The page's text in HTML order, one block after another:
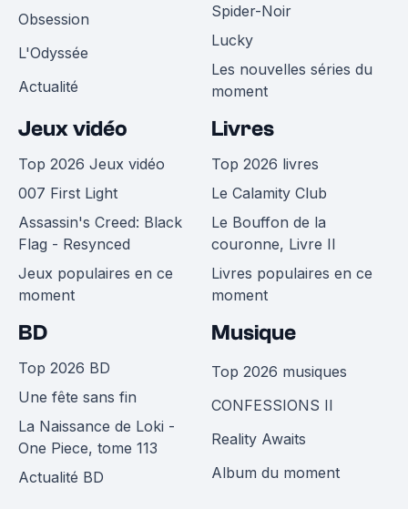
Obsession
L'Odyssée
Actualité
Spider-Noir
Lucky
Les nouvelles séries du
moment
Jeux vidéo
Top 2026 Jeux vidéo
007 First Light
Assassin's Creed: Black
Flag - Resynced
Jeux populaires en ce
moment
Livres
Top 2026 livres
Le Calamity Club
Le Bouffon de la
couronne, Livre II
Livres populaires en ce
moment
BD
Top 2026 BD
Une fête sans fin
La Naissance de Loki -
One Piece, tome 113
Actualité BD
Musique
Top 2026 musiques
CONFESSIONS II
Reality Awaits
Album du moment